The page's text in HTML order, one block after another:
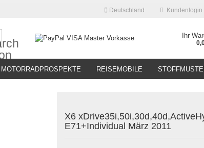
Deutschland Kundenlogin
Ihr
MOTORRADPROSPEKTE REISEMOBILE
X6
E71+Individual März 2011